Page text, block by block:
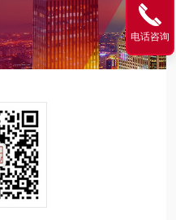
电话咨询